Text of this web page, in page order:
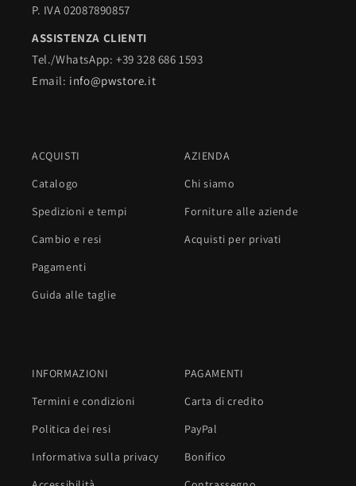
P. IVA 02087890857
ASSISTENZA CLIENTI
Tel./WhatsApp: +39 328 686 1593
Email: info@pwstore.it
ACQUISTI
Catalogo
Spedizioni e tempi
Cambio e resi
Pagamenti
Guida alle taglie
AZIENDA
Chi siamo
Forniture alle aziende
Acquisti per privati
INFORMAZIONI
Termini e condizioni
Politica dei resi
Informativa sulla privacy
PAGAMENTI
Carta di credito
PayPal
Bonifico